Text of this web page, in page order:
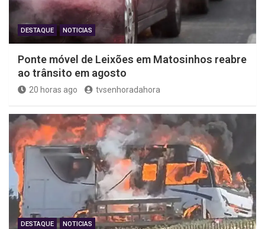
DESTAQUE NOTICIAS
Ponte móvel de Leixões em Matosinhos reabre
ao trânsito em agosto
20 horas ago tvsenhoradahora
DESTAQUE NOTICIAS